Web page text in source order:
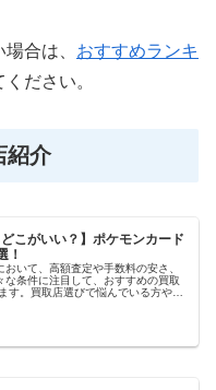
合は、 おすすめランキ
ださい。
紹介
どこがいい？】ポケモンカード
！
いて、高額査定や手数料の安さ、
な条件に注目して、おすすめの買取
す。買取店選びで悩んでいる方や、